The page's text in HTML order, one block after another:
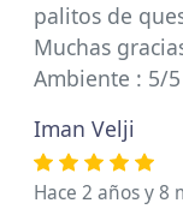
palitos de
Muchas
Ambiente : 5/
Iman Velji
Hace 2 años y 8